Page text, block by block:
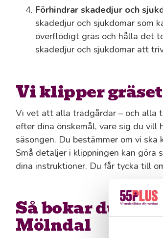
Förhindrar skadedjur och
skadedjur och sjukdomar som
överflödigt gräs och hålla det
skadedjur och sjukdomar att
Vi klipper
Vi vet att alla trädgårdar – och alla
efter dina önskemål, vare sig du
säsongen. Du bestämmer om vi
Små detaljer i klippningen kan
dina instruktioner. Du får tycka till
Så bokar du
Mölndal